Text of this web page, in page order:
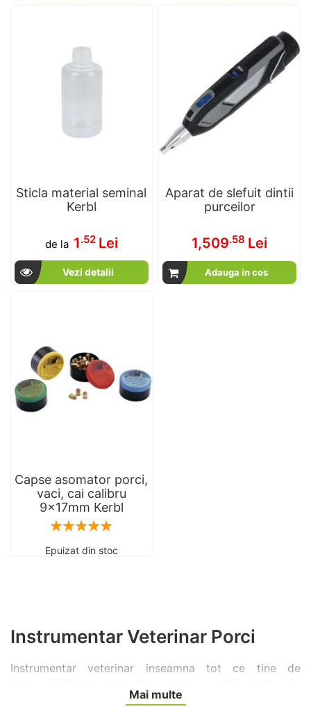
Sticla material seminal
Kerbl
de la 1.52 Lei
Vezi detalii
Aparat de slefuit dintii
purceilor
1,509.58 Lei
Adauga in cos
Capse asomator porci,
vaci, cai calibru
9x17mm Kerbl
Rating:
Epuizat din stoc
Instrumentar Veterinar Porci
Instrumentar veterinar inseamna tot ce tine de
protectie, intretinere dinti si taiere coada.
Mai multe